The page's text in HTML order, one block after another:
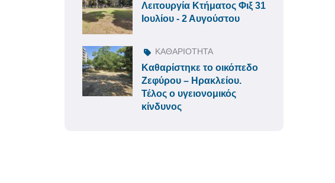
Λειτουργία Κτήματος Φιξ 31
Ιουλίου - 2 Αυγούστου
ΚΑΘΑΡΙΟΤΗΤΑ
Καθαρίστηκε το οικόπεδο
Ζεφύρου – Ηρακλείου.
Τέλος ο υγειονομικός
κίνδυνος